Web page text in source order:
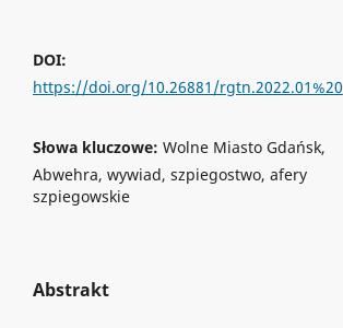
DOI:
https://doi.org/10.26881/rgtn.2022.01%20
Słowa kluczowe: Wolne Miasto Gdańsk,
Abwehra, wywiad, szpiegostwo, afery
szpiegowskie
Abstrakt